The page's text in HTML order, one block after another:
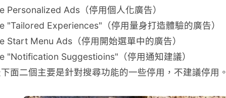
Personalized Ads（停用個人化廣告）
"Tailored Experiences"（停用量身打造體驗的廣告）
Start Menu Ads（停用開始選單中的廣告）
"Notification Suggestioins"（停用通知建議）
面二個主要是針對搜尋功能的一些停用，不建議停用。